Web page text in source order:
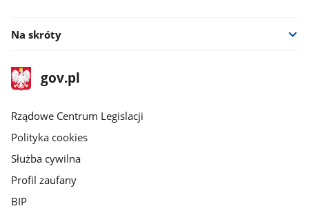
Na skróty
stopka
gov.plStrona
gov.pl
Rządowe Centrum Legislacji
Polityka cookies
Służba cywilna
Profil zaufany
BIP